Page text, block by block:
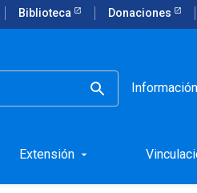
Biblioteca Donaciones
Extensión arrow_drop_down